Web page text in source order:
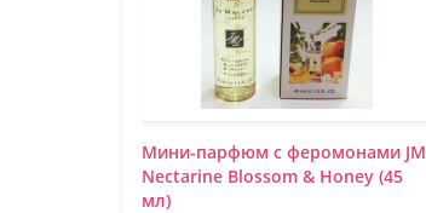
Мини-парфюм с феромонами JM
Nectarine Blossom & Honey (45
мл)